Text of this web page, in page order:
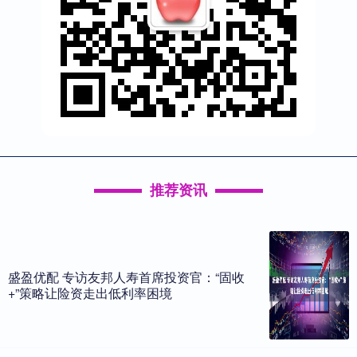
推荐资讯
盛盈优配 专访友邦人寿首席投资官：“固收
+”策略让险资走出低利率困境